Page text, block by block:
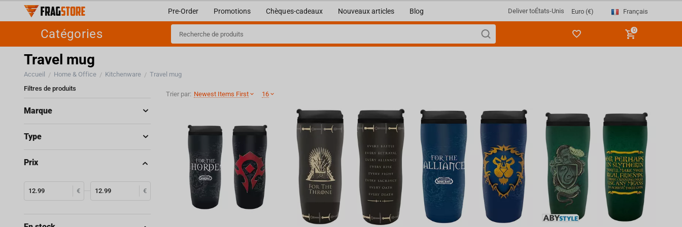
Pre-Order Promotions Chèques-cadeaux Nouveaux articles Blog Deliver toÉtats-Unis Euro (€) Français
Catégories 0
Travel mug
Accueil / Home & Office / Kitchenware / Travel mug
Trier par: Newest Items First 16
Filtres de produits
Marque
Type
Prix
€ €